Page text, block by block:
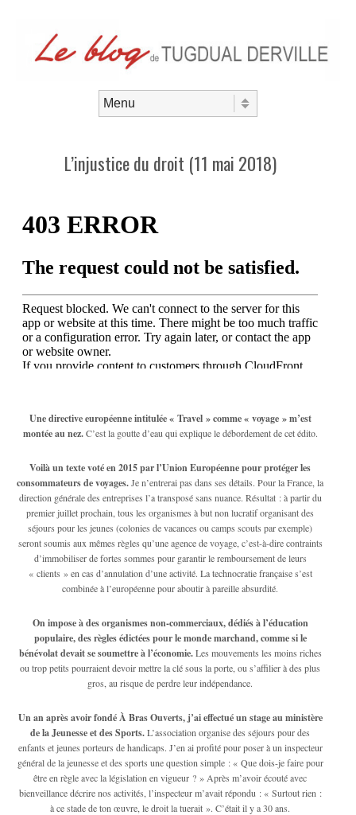
L’injustice du droit (11 mai 2018)
Une directive européenne intitulée « Travel » comme « voyage » m’est
montée au nez.C’est la goutte d’eau qui explique le débordement de cet édito.
Voilà un texte voté en 2015 par l’Union Européenne pour protéger les
consommateurs de voyages.Je n’entrerai pas dans ses détails. Pour la France, la
direction générale des entreprises l’a transposé sans nuance. Résultat : à partir du
premier juillet prochain, tous les organismes à but non lucratif organisant des
séjours pour les jeunes (colonies de vacances ou camps scouts par exemple)
seront soumis aux mêmes règles qu’une agence de voyage, c’est-à-dire contraints
d’immobiliser de fortes sommes pour garantir le remboursement de leurs
« clients » en cas d’annulation d’une activité. La technocratie française s’est
combinée à l’européenne pour aboutir à pareille absurdité.
On impose à des organismes non-commerciaux, dédiés à l’éducation
populaire, des règles édictées pour le monde marchand, comme si le
bénévolat devait se soumettre à l’économie.Les mouvements les moins riches
ou trop petits pourraient devoir mettre la clé sous la porte, ou s’affilier à des plus
gros, au risque de perdre leur indépendance.
Un an après avoir fondé À Bras Ouverts, j’ai effectué un stage au ministère
de la Jeunesse et des Sports.L’association organise des séjours pour des
enfants et jeunes porteurs de handicaps. J’en ai profité pour poser à un inspecteur
général de la jeunesse et des sports une question simple : « Que dois-je faire pour
être en règle avec la législation en vigueur ? » Après m’avoir écouté avec
bienveillance décrire nos activités, l’inspecteur m’avait répondu : « Surtout rien :
à ce stade de ton œuvre, le droit la tuerait ». C’était il y a 30 ans.